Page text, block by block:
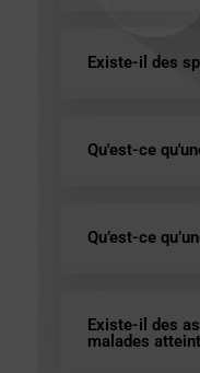
Existe-il des
Qu'est-ce
Qu’est-ce
Existe-il des
malades